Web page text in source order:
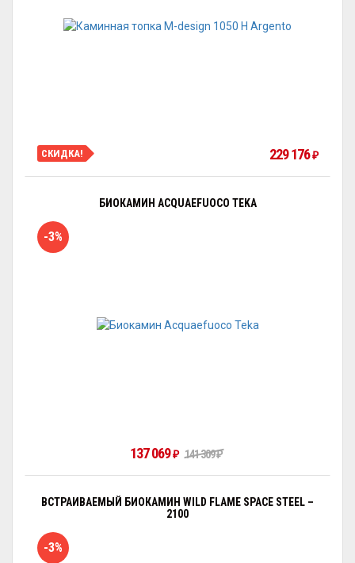
СКИДКА! 229 176 ₽
БИОКАМИН ACQUAEFUOCO TEKA
-3%
137 069 ₽ 141 309₽
ВСТРАИВАЕМЫЙ БИОКАМИН WILD FLAME SPACE STEEL –
2100
-3%